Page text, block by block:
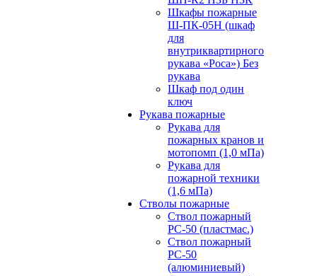
Шкафы пожарные
Ш-ПК-05Н (шкаф
для
внутриквартирного
рукава «Роса») Без
рукава
Шкаф под один
ключ
Рукава пожарные
Рукава для
пожарных кранов и
мотопомп (1,0 мПа)
Рукава для
пожарной техники
(1,6 мПа)
Стволы пожарные
Ствол пожарный
РС-50 (пластмас.)
Ствол пожарный
РС-50
(алюминиевый)